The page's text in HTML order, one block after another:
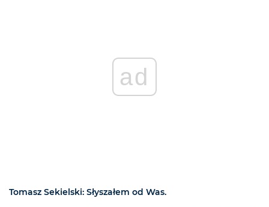
ad
Tomasz Sekielski: Słyszałem od Was.